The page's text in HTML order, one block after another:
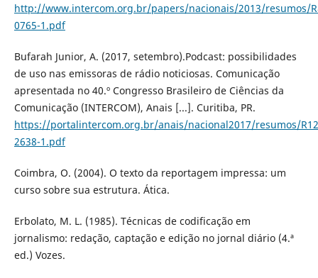
http://www.intercom.org.br/papers/nacionais/2013/resumos/
0765-1.pdf
Bufarah Junior, A. (2017, setembro).Podcast: possibilidades
de uso nas emissoras de rádio noticiosas. Comunicação
apresentada no 40.º Congresso Brasileiro de Ciências da
Comunicação (INTERCOM), Anais [...]. Curitiba, PR.
https://portalintercom.org.br/anais/nacional2017/resumos/
2638-1.pdf
Coimbra, O. (2004). O texto da reportagem impressa: um
curso sobre sua estrutura. Ática.
Erbolato, M. L. (1985). Técnicas de codificação em
jornalismo: redação, captação e edição no jornal diário (4.ª
ed.) Vozes.